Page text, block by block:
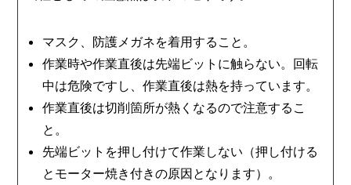
マスク、防護メガネを着用すること。
作業時や作業直後は先端ビットに触らない。回転
中は危険ですし、作業直後は熱を持っています。
作業直後は切削箇所が熱くなるので注意するこ
と。
先端ビットを押し付けて作業しない（押し付ける
とモーター焼き付きの原因となります）。